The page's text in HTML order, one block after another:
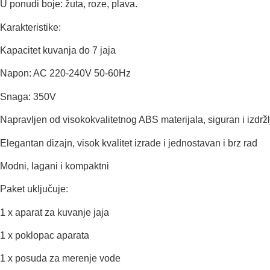
U ponudi boje: žuta, roze, plava.
Karakteristike:
Kapacitet kuvanja do 7 jaja
Napon: AC 220-240V 50-60Hz
Snaga: 350V
Napravljen od visokokvalitetnog ABS materijala, siguran i
Elegantan dizajn, visok kvalitet izrade i jednostavan i brz rad
Modni, lagani i kompaktni
Paket uključuje:
1 x aparat za kuvanje jaja
1 x poklopac aparata
1 x posuda za merenje vode